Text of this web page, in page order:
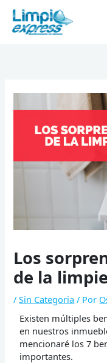
contenido
Los
de la
/Sin Categoria / Por
Existen múltiples
en nuestros
mencionaré los 7
importantes.